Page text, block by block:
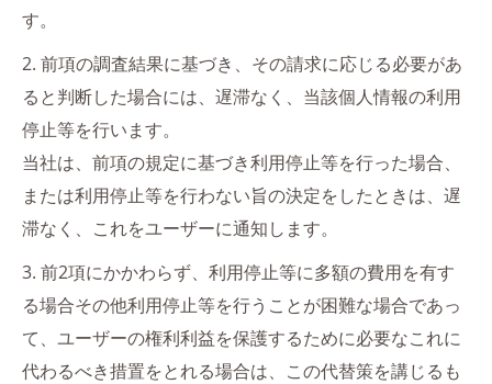
す。
2. 前項の調査結果に基づき、その請求に応じる必要があ
ると判断した場合には、遅滞なく、当該個人情報の利用
停止等を行います。
当社は、前項の規定に基づき利用停止等を行った場合、
または利用停止等を行わない旨の決定をしたときは、遅
滞なく、これをユーザーに通知します。
3. 前2項にかかわらず、利用停止等に多額の費用を有す
る場合その他利用停止等を行うことが困難な場合であっ
て、ユーザーの権利利益を保護するために必要なこれに
代わるべき措置をとれる場合は、この代替策を講じるも